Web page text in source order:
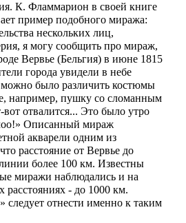
К. Фламмарион в своей книге
пример подобного миража:
нескольких лиц,
я могу сообщить про мираж,
Вервье (Бельгия) в июне 1815
города увидели в небе
можно было различить костюмы
например, пушку со сломанным
вот отвалится... Это было утро
Описанный мираж
акварели одним из
расстояние от Вервье до
более 100 км. Известны
миражи наблюдались и на
расстояниях - до 1000 км.
следует отнести именно к таким